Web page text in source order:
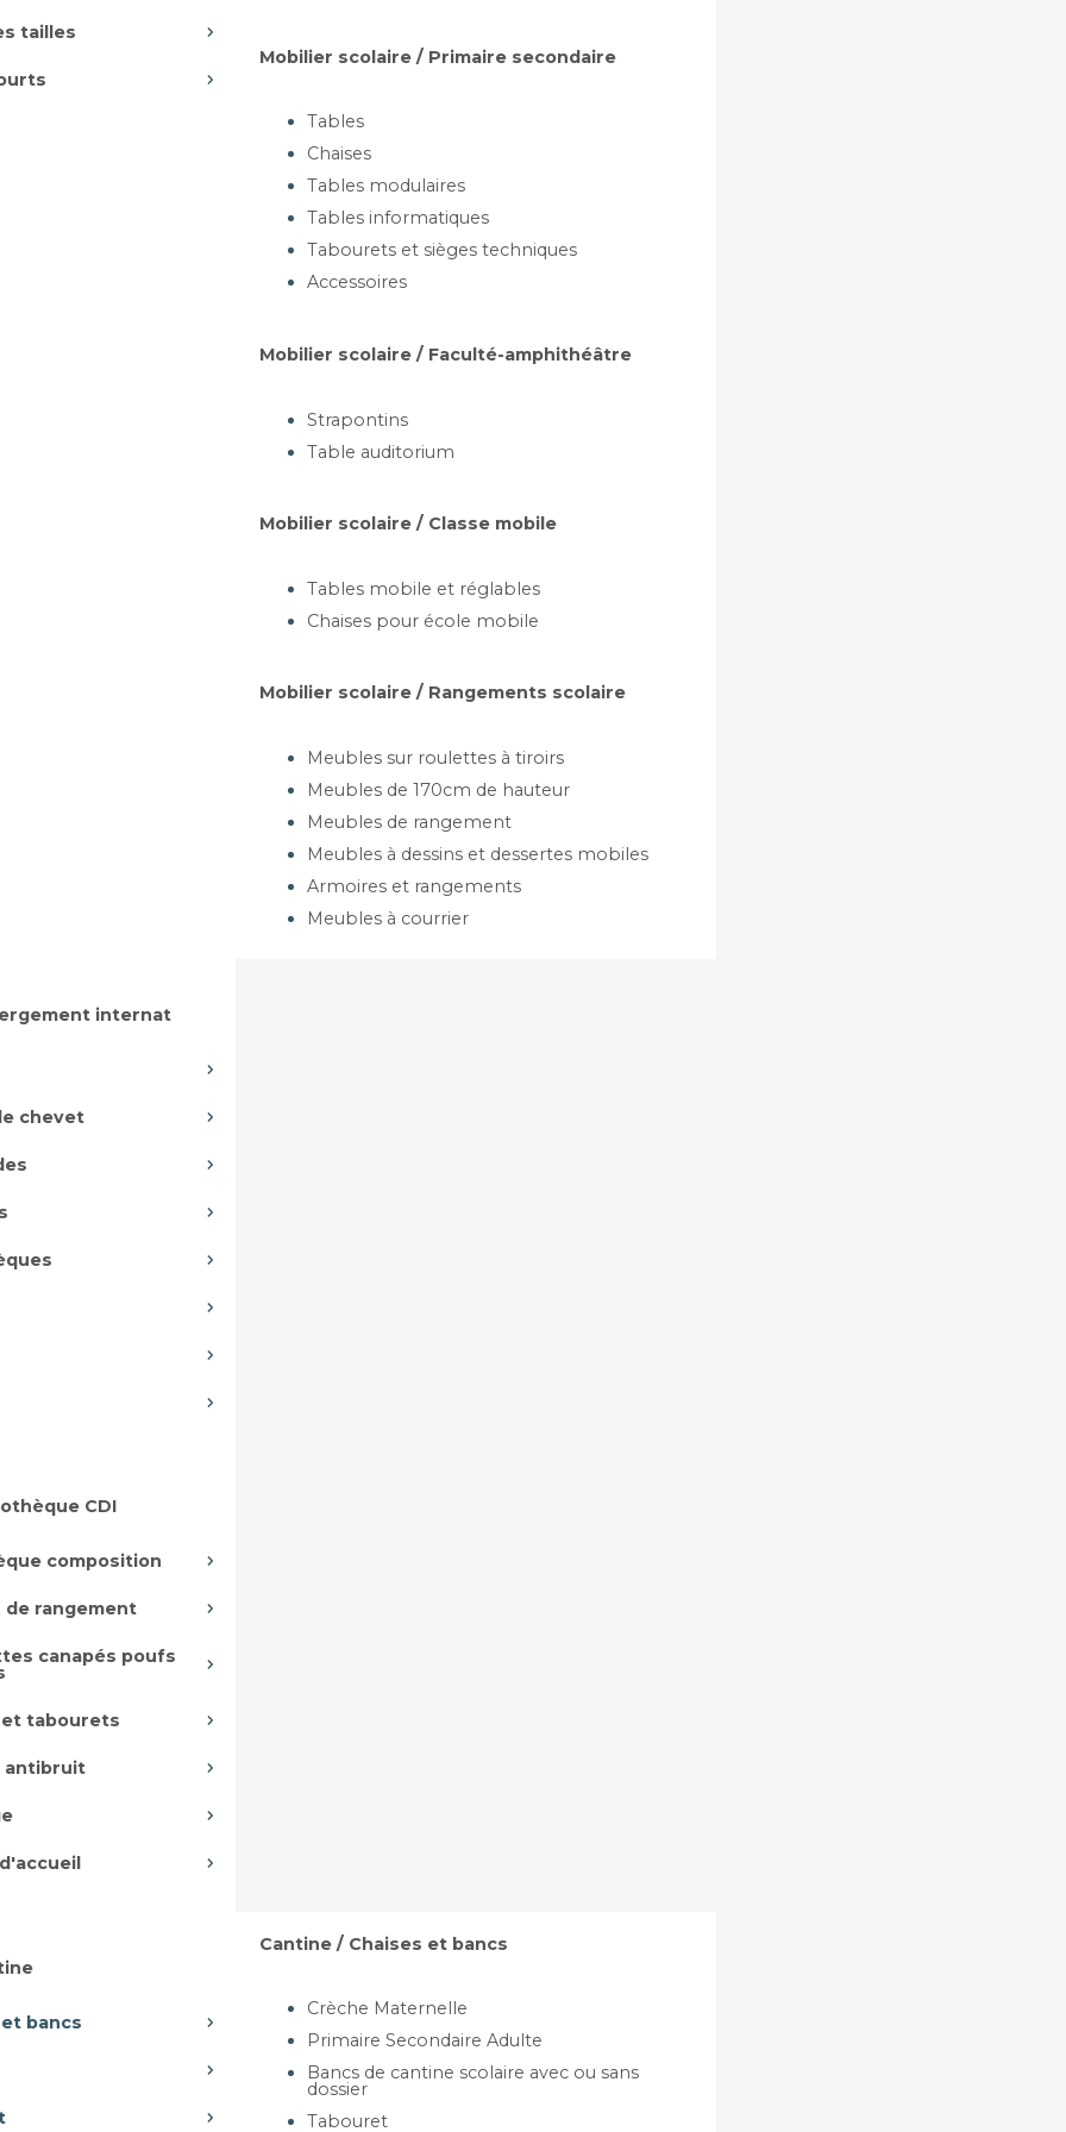
tailles
Mobilier scolaire / Primaire secondaire
Tables
Chaises
Tables modulaires
Tables informatiques
Tabourets et sièges techniques
Accessoires
Mobilier scolaire / Faculté-amphithéâtre
Strapontins
Table auditorium
Mobilier scolaire / Classe mobile
Tables mobile et réglables
Chaises pour école mobile
Mobilier scolaire / Rangements scolaire
Meubles sur roulettes à tiroirs
Meubles de 170cm de hauteur
Meubles de rangement
Meubles à dessins et dessertes mobiles
Armoires et rangements
Meubles à courrier
internat
chevet
CDI
composition
de rangement
canapés poufs
et tabourets
antibruit
bancs
Cantine / Chaises et bancs
Crèche Maternelle
Primaire Secondaire Adulte
Bancs de cantine scolaire avec ou sans
dossier
Tabouret